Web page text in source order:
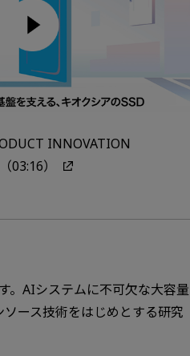
INNOVATION
03:16）
。AIシステムに不可欠な大容量
ース技術をはじめとする研究